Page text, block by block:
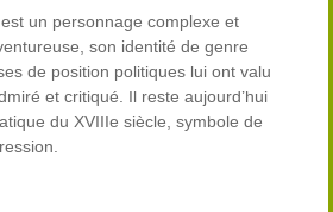
un personnage complexe et
son identité de genre
de position politiques lui ont valu
et critiqué. Il reste aujourd’hui
du XVIIIe siècle, symbole de